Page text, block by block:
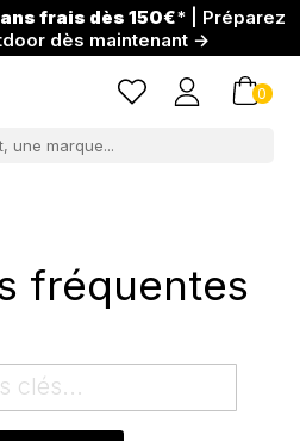
frais dès 150€* | Préparez
dès maintenant →
0
fréquentes